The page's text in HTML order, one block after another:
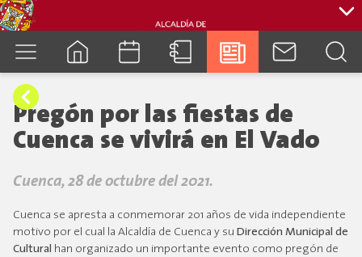
Pregón por las fiestas de
Cuenca se vivirá en El Vado
Cuenca, 28 de octubre del 2021.
Cuenca se apresta a conmemorar 201 años de vida independiente
motivo por el cual la Alcaldía de Cuenca y su Dirección Municipal de
Cultural han organizado un importante evento como pregón de